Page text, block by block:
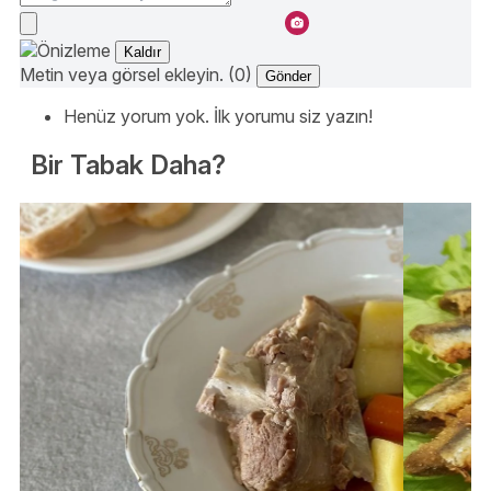
Kaldır
Metin veya görsel ekleyin. (0) Gönder
Henüz yorum yok. İlk yorumu siz yazın!
Bir Tabak Daha?